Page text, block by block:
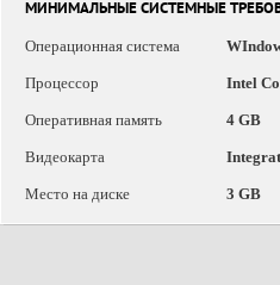
МИНИМАЛЬНЫЕ СИСТЕМНЫЕ
Операционная система
Процессор Intel
Оперативная память 4 GB
Видеокарта
Место на диске 3 GB